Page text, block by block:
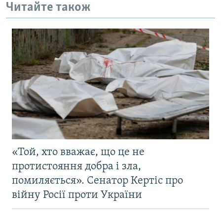
Читайте також
«Той, хто вважає, що це не
протистояння добра і зла,
помиляється». Сенатор Кертіс про
війну Росії проти України